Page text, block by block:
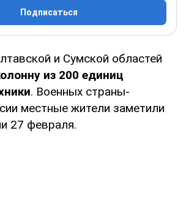
Подписаться
и Сумской областей
из 200 единиц
. Военных страны-
местные жители заметили
27 февраля.